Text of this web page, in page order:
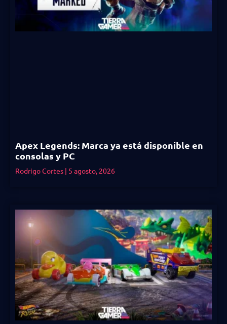
Apex Legends: Marca ya está disponible en
consolas y PC
Rodrigo Cortes 5 agosto, 2026